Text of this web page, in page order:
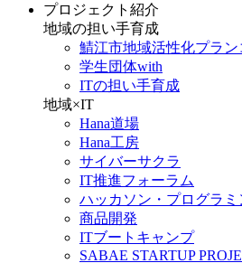
プロジェクト紹介
地域の担い手育成
鯖江市地域活性化プラン
学生団体with
ITの担い手育成
地域×IT
Hana道場
Hana工房
サイバーサクラ
IT推進フォーラム
ハッカソン・プログラミ
商品開発
ITブートキャンプ
SABAE STARTUP